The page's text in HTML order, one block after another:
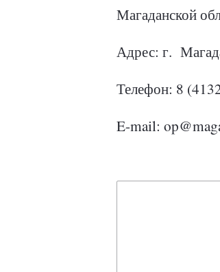
Магаданской
Адрес: г.
Телефон: 8
E-mail: